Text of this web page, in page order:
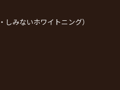
みないホワイトニング）